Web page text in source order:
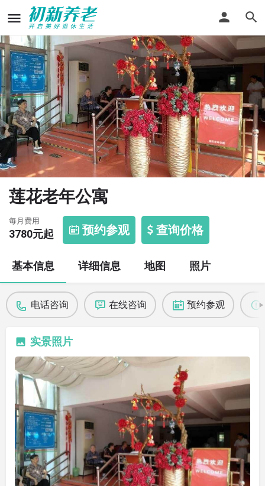
莲花老年公寓
每月费用
3780元起 预约参观 查询价格
基本信息 详细信息 地图 照片
电话咨询 在线咨询 预约参观
实景照片